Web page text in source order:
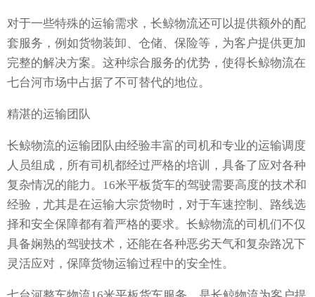
对于一些特殊的运输需求，长鲸物流还可以提供额外的配
套服务，例如货物装卸、仓储、保险等，为客户提供更加
完整的解决方案。这种综合服务的优势，使得长鲸物流在
七台河市场中占据了不可替代的地位。
精湛的运输团队
长鲸物流的运输团队由经验丰富的司机和专业的运输调度
人员组成，所有司机都经过严格的培训，具备了应对各种
复杂情况的能力。16米平板货车的驾驶需要高度的技术和
经验，尤其是在运输大宗货物时，对于车速控制、路线选
择和安全保障都有着严格的要求。长鲸物流的司机们不仅
具备娴熟的驾驶技术，还能在各种恶劣天气和复杂路况下
灵活应对，保障货物运输过程中的安全性。